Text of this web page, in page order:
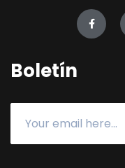
Boletín